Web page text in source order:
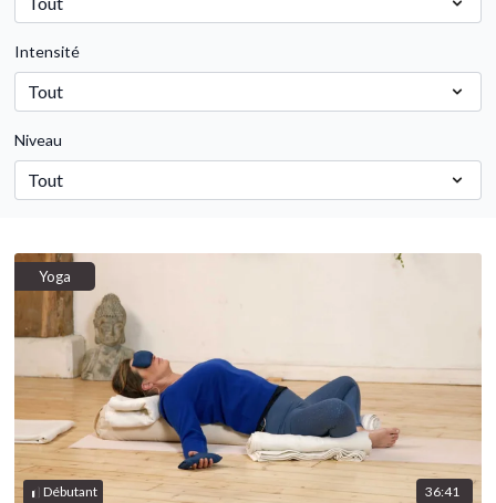
Intensité
Niveau
Débutant
Yoga
36:41